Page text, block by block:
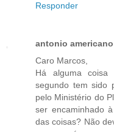
Responder
antonio americano
Caro Marcos,
Há alguma coisa
segundo tem sido
pelo Ministério do
ser encaminhado
das coisas? Não